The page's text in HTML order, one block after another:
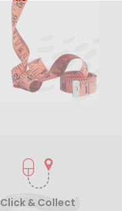
Click & Collect